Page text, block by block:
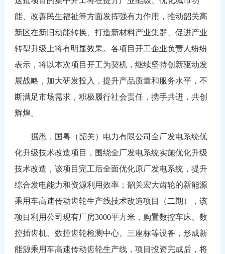
能、改善民生福祉等方面发挥强有力作用，推动韶关高
新区在新旧动能转换、打造新材料产业集群、促进产业
转型升级上将有明显效果。各项目开工企业负责人纷纷
表示，将以本次项目开工为契机，继续坚持创新驱动发
展战略，加大研发投入，提升产品质量和服务水平，不
断满足市场需求，积极履行社会责任，携手共进，共创
辉煌。
据悉，国粤（韶关）电力有限公司全厂发电系统优
化升级技术改造项目，围绕全厂发电系统实施优化升级
技术改造，该项目完工后全面优化原厂发电系统，提升
综合发电能力和资源利用效率；韶关宏大齿轮的新能源
乘用车高速传动齿轮生产线技术改造项目（二期），该
项目利用公司现有厂房3000平方米，购置数控车床、数
控插齿机、数控齿轮检测中心、三座标等设备，形成新
能源乘用车高速传动齿轮生产线，项目投资完成后，将